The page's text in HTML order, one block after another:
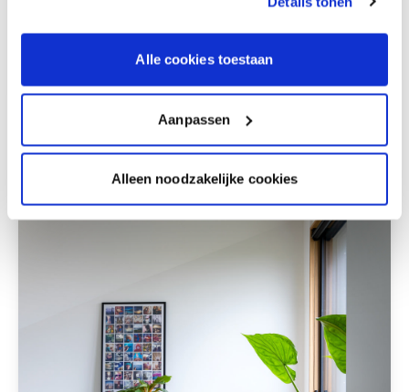
Alle cookies toestaan
Aanpassen
Alleen noodzakelijke cookies
Bekijk inspiratiebeeld